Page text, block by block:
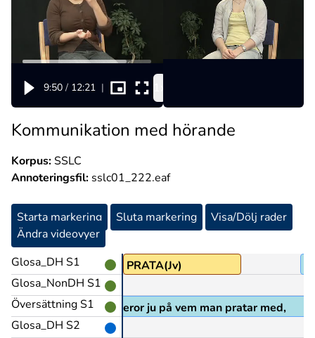
9:50 / 12:21 |
Kommunikation med hörande
Korpus:SSLC
Annoteringsfil: sslc01_222.eaf
Starta markering Sluta markering
Visa/Dölj rader
Ändra videovyer
Glosa_DH S1
Glosa_NonDH S1
Översättning S1
Glosa_DH S2
PRATA(Jv)
fast det beror ju på vem man pratar med,